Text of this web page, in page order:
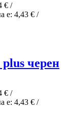
€ /
е: 4,43 € /
черен
€ /
е: 4,43 € /